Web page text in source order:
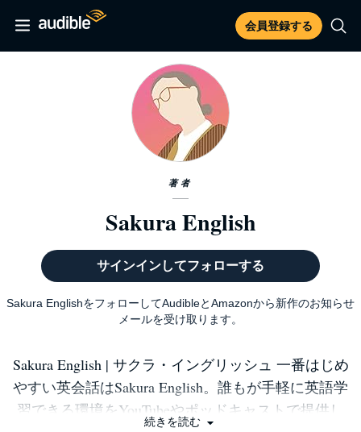
会員登録する
著者
Sakura English
サインインしてフォローする
Sakura EnglishをフォローしてAudibleとAmazonから新作のお知らせ
メールを受け取ります。
Sakura English | サクラ・イングリッシュ 一番はじめ
やすい英会話はSakura English。誰もが手軽に英語学
習できる環境をYouTubeやポッドキャストで提供し
続きを読む